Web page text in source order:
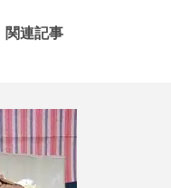
関連記事